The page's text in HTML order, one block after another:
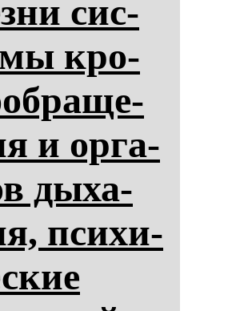
сис­
кро­
и ор­га­
ды­ха­
пси­хи­